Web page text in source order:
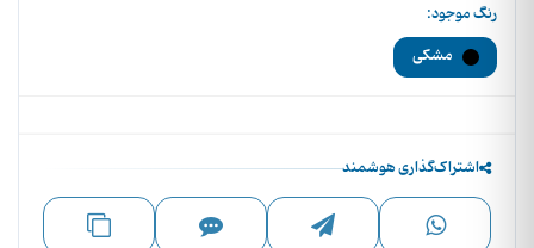
رنگ موجود:
مشکی
اشتراک‌گذاری هوشمند